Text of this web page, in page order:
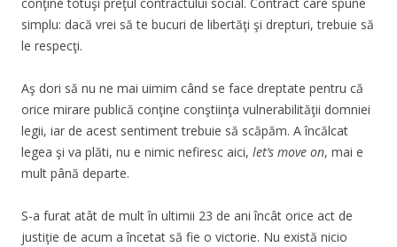
simplu: dacă vrei să te bucuri de libertăţi şi drepturi, trebuie să
le respecţi.
Aş dori să nu ne mai uimim când se face dreptate pentru că
orice mirare publică conţine conştiinţa vulnerabilităţii domniei
legii, iar de acest sentiment trebuie să scăpăm. A încălcat
legea şi va plăti, nu e nimic nefiresc aici, let’s move on, mai e
mult până departe.
S-a furat atât de mult în ultimii 23 de ani încât orice act de
justiţie de acum a încetat să fie o victorie. Nu există nicio